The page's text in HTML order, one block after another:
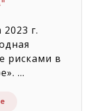
г.
рисками в
...